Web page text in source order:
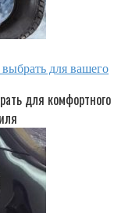
для вашего
для комфортного